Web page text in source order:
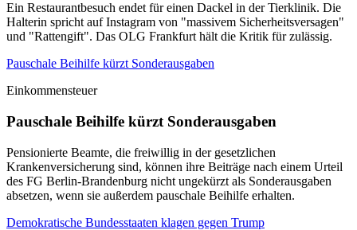
Ein Restaurantbesuch endet für einen Dackel in der Tierklinik. Die
Halterin spricht auf Instagram von "massivem Sicherheitsversagen"
und "Rattengift". Das OLG Frankfurt hält die Kritik für zulässig.
Pauschale Beihilfe kürzt Sonderausgaben
Einkommensteuer
Pauschale Beihilfe kürzt Sonderausgaben
Pensionierte Beamte, die freiwillig in der gesetzlichen
Krankenversicherung sind, können ihre Beiträge nach einem Urteil
des FG Berlin-Brandenburg nicht ungekürzt als Sonderausgaben
absetzen, wenn sie außerdem pauschale Beihilfe erhalten.
Demokratische Bundesstaaten klagen gegen Trump